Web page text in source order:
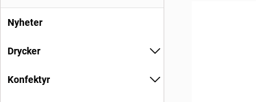
Nyheter
Drycker
Konfektyr